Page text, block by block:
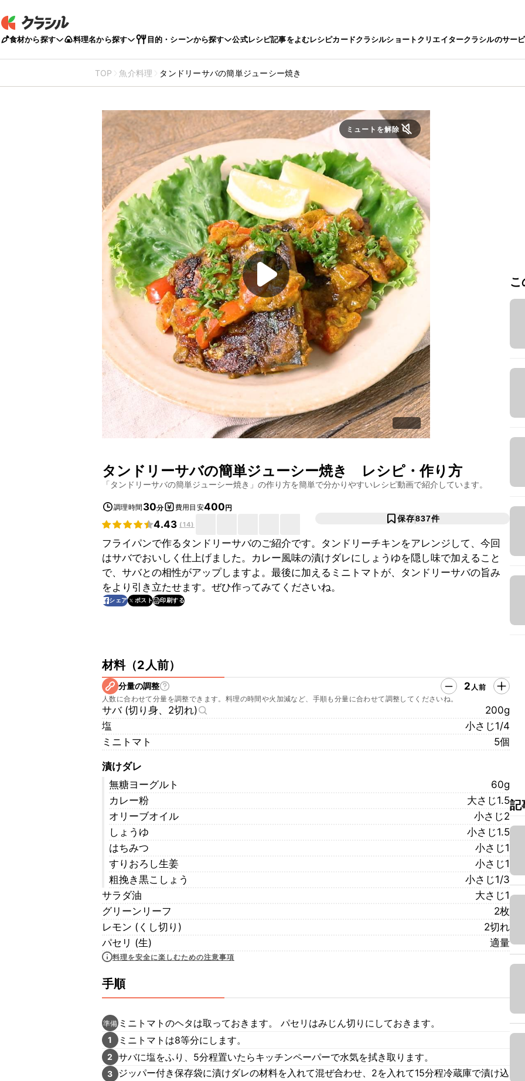
食材から探す 料理名から探す 目的・シーンから探す 公式レシピ記事をよむレシピカードクラシルショートクリエイタークラシルのサー
TOP 魚介料理 タンドリーサバの簡単ジューシー焼き
ミュートを解除
タンドリーサバの簡単ジューシー焼き レシピ・作り方
「タンドリーサバの簡単ジューシー焼き 」の作り方を簡単で分かりやすいレシピ動画で紹介しています。
調理時間 30分 費用目安400円
4.43 (14)
保存837件
フライパンで作るタンドリーサバのご紹介です。タンドリーチキンをアレンジして、今回
はサバでおいしく仕上げました。カレー風味の漬けダレにしょうゆを隠し味で加えること
で、サバとの相性がアップしますよ。最後に加えるミニトマトが、タンドリーサバの旨み
をより引き立たせます。ぜひ作ってみてくださいね。
シェア ポスト 印刷する
材料（2人前）
分量の調整 2 人前
人数に合わせて分量を調整できます。料理の時間や火加減など、手順も分量に合わせて調整してくださいね。
サバ (切り身、2切れ)
200g
塩
小さじ1/4
ミニトマト
5個
漬けダレ
無糖ヨーグルト
60g
カレー粉
大さじ1.5
オリーブオイル
小さじ2
しょうゆ
小さじ1.5
はちみつ
小さじ1
すりおろし生姜
小さじ1
粗挽き黒こしょう
小さじ1/3
サラダ油
大さじ1
グリーンリーフ
2枚
レモン (くし切り)
2切れ
パセリ (生)
適量
料理を安全に楽しむための注意事項
手順
準備 ミニトマトのヘタは取っておきます。 パセリはみじん切りにしておきます。
1 ミニトマトは8等分にします。
2 サバに塩をふり、5分程置いたらキッチンペーパーで水気を拭き取ります。
3
ジッパー付き保存袋に漬けダレの材料を入れて混ぜ合わせ、2を入れて15分程冷蔵庫で漬け込
記